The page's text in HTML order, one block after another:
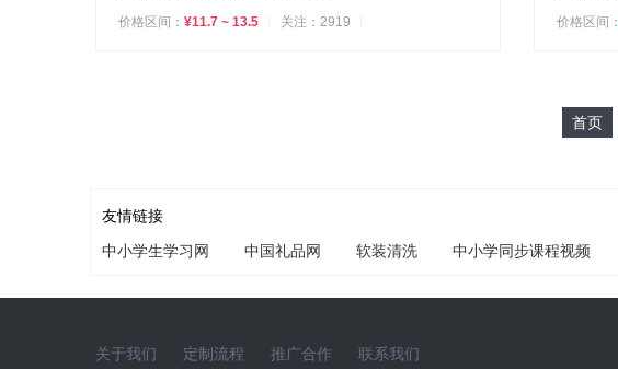
价格区间： ¥11.7 ~ 13.5 关注：2919 价格区间：
首页
友情链接
中小学生学习网
中国礼品网 软装清洗 中小学同步课程视频
关于我们 定制流程 推广合作 联系我们